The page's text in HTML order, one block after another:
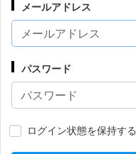
メールアドレス
パスワード
ログイン状態を保持する